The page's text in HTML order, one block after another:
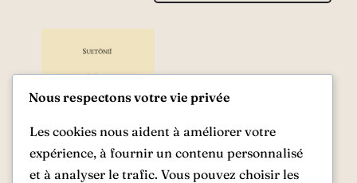
Nous respectons votre vie privée
Les cookies nous aident à améliorer votre
expérience, à fournir un contenu personnalisé
et à analyser le trafic. Vous pouvez choisir les